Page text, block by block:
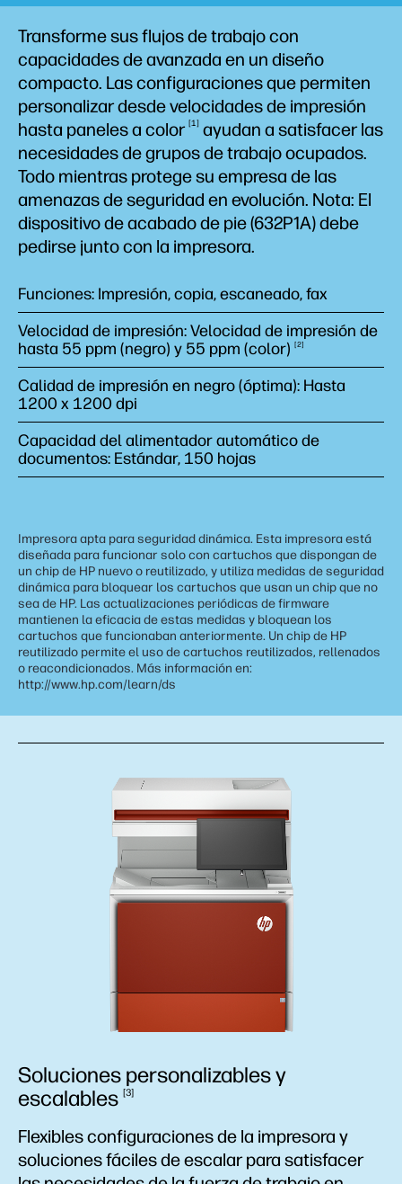
Transforme sus flujos de trabajo con
capacidades de avanzada en un diseño
compacto. Las configuraciones que permiten
personalizar desde velocidades de impresión
hasta paneles a color 1
ayudan a satisfacer las
necesidades de grupos de trabajo ocupados.
Todo mientras protege su empresa de las
amenazas de seguridad en evolución. Nota: El
dispositivo de acabado de pie (632P1A) debe
pedirse junto con la impresora.
Funciones: Impresión, copia, escaneado, fax
Velocidad de impresión: Velocidad de impresión de
hasta 55 ppm (negro) y 55 ppm (color) 2
Calidad de impresión en negro (óptima): Hasta
1200 x 1200 dpi
Capacidad del alimentador automático de
documentos: Estándar, 150 hojas
Impresora apta para seguridad dinámica. Esta impresora está
diseñada para funcionar solo con cartuchos que dispongan de
un chip de HP nuevo o reutilizado, y utiliza medidas de seguridad
dinámica para bloquear los cartuchos que usan un chip que no
sea de HP. Las actualizaciones periódicas de firmware
mantienen la eficacia de estas medidas y bloquean los
cartuchos que funcionaban anteriormente. Un chip de HP
reutilizado permite el uso de cartuchos reutilizados, rellenados
o reacondicionados. Más información en:
http://www.hp.com/learn/ds
Soluciones personalizables y
escalables
3
Flexibles configuraciones de la impresora y
soluciones fáciles de escalar para satisfacer